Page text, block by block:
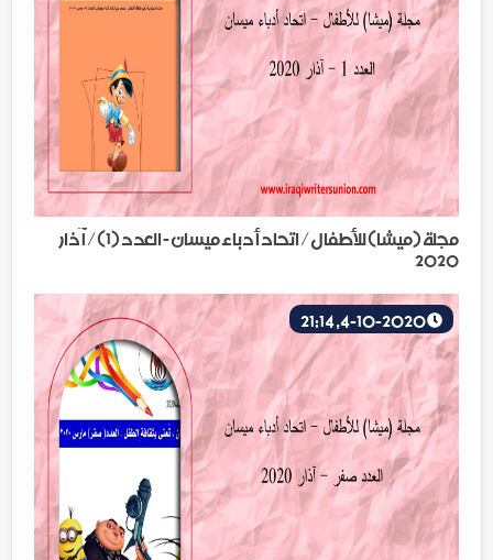
مجلة (ميشا) للأطفال/ اتحاد أدباء ميسان - العدد (1)/ آذار
2020